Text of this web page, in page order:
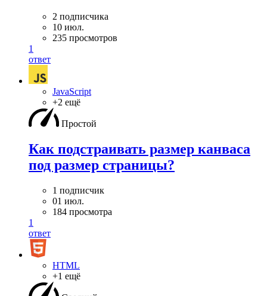
2 подписчика
10 июл.
235 просмотров
1
ответ
JavaScript
+2 ещё
Простой
Как подстраивать размер канваса
под размер страницы?
1 подписчик
01 июл.
184 просмотра
1
ответ
HTML
+1 ещё